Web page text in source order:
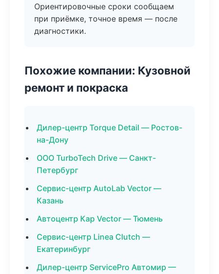
Ориентировочные сроки сообщаем
при приёмке, точное время — после
диагностики.
Похожие компании: Кузовной
ремонт и покраска
Дилер-центр Torque Detail — Ростов-
на-Дону
ООО TurboTech Drive — Санкт-
Петербург
Сервис-центр AutoLab Vector —
Казань
Автоцентр Кар Vector — Тюмень
Сервис-центр Linea Clutch —
Екатеринбург
Дилер-центр ServicePro Автомир —